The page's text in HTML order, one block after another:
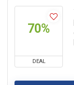
70%
DEAL